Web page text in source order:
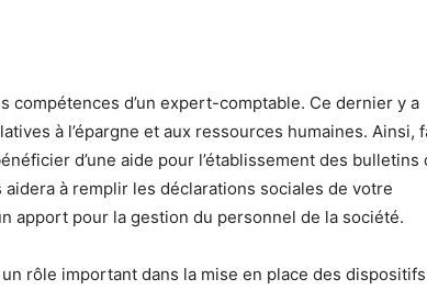
compétences d’un expert-comptable. Ce dernier y a
à l’épargne et aux ressources humaines. Ainsi,
d’une aide pour l’établissement des bulletins
à remplir les déclarations sociales de votre
apport pour la gestion du personnel de la société.
rôle important dans la mise en place des